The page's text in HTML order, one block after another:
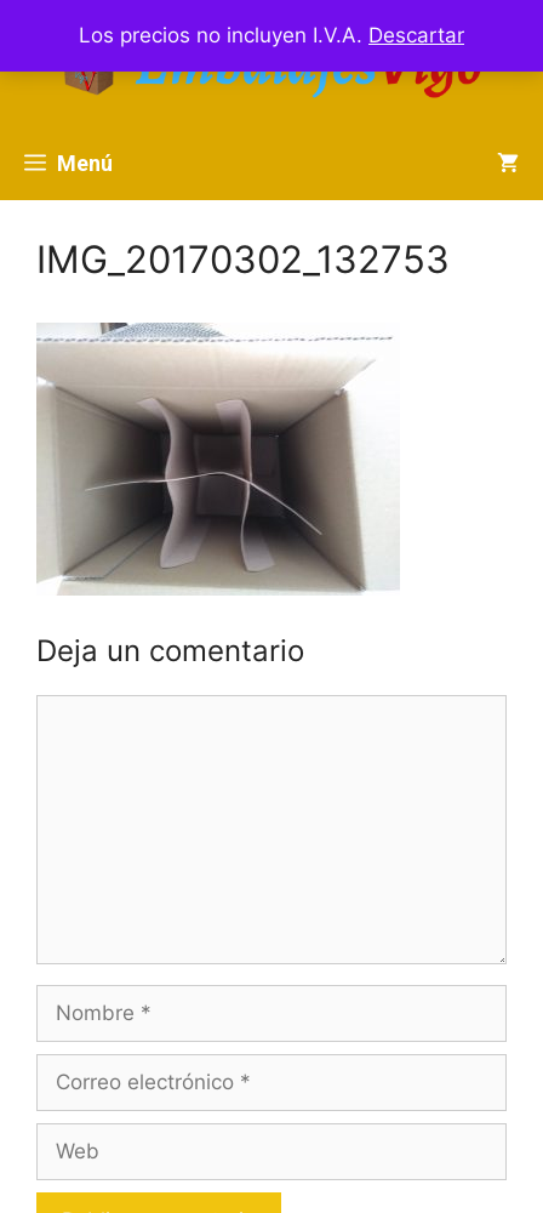
Los precios no incluyen I.V.A. Descartar
contenido
Menú
IMG_20170302_132753
Deja un comentario
Nombre
Correo
Web